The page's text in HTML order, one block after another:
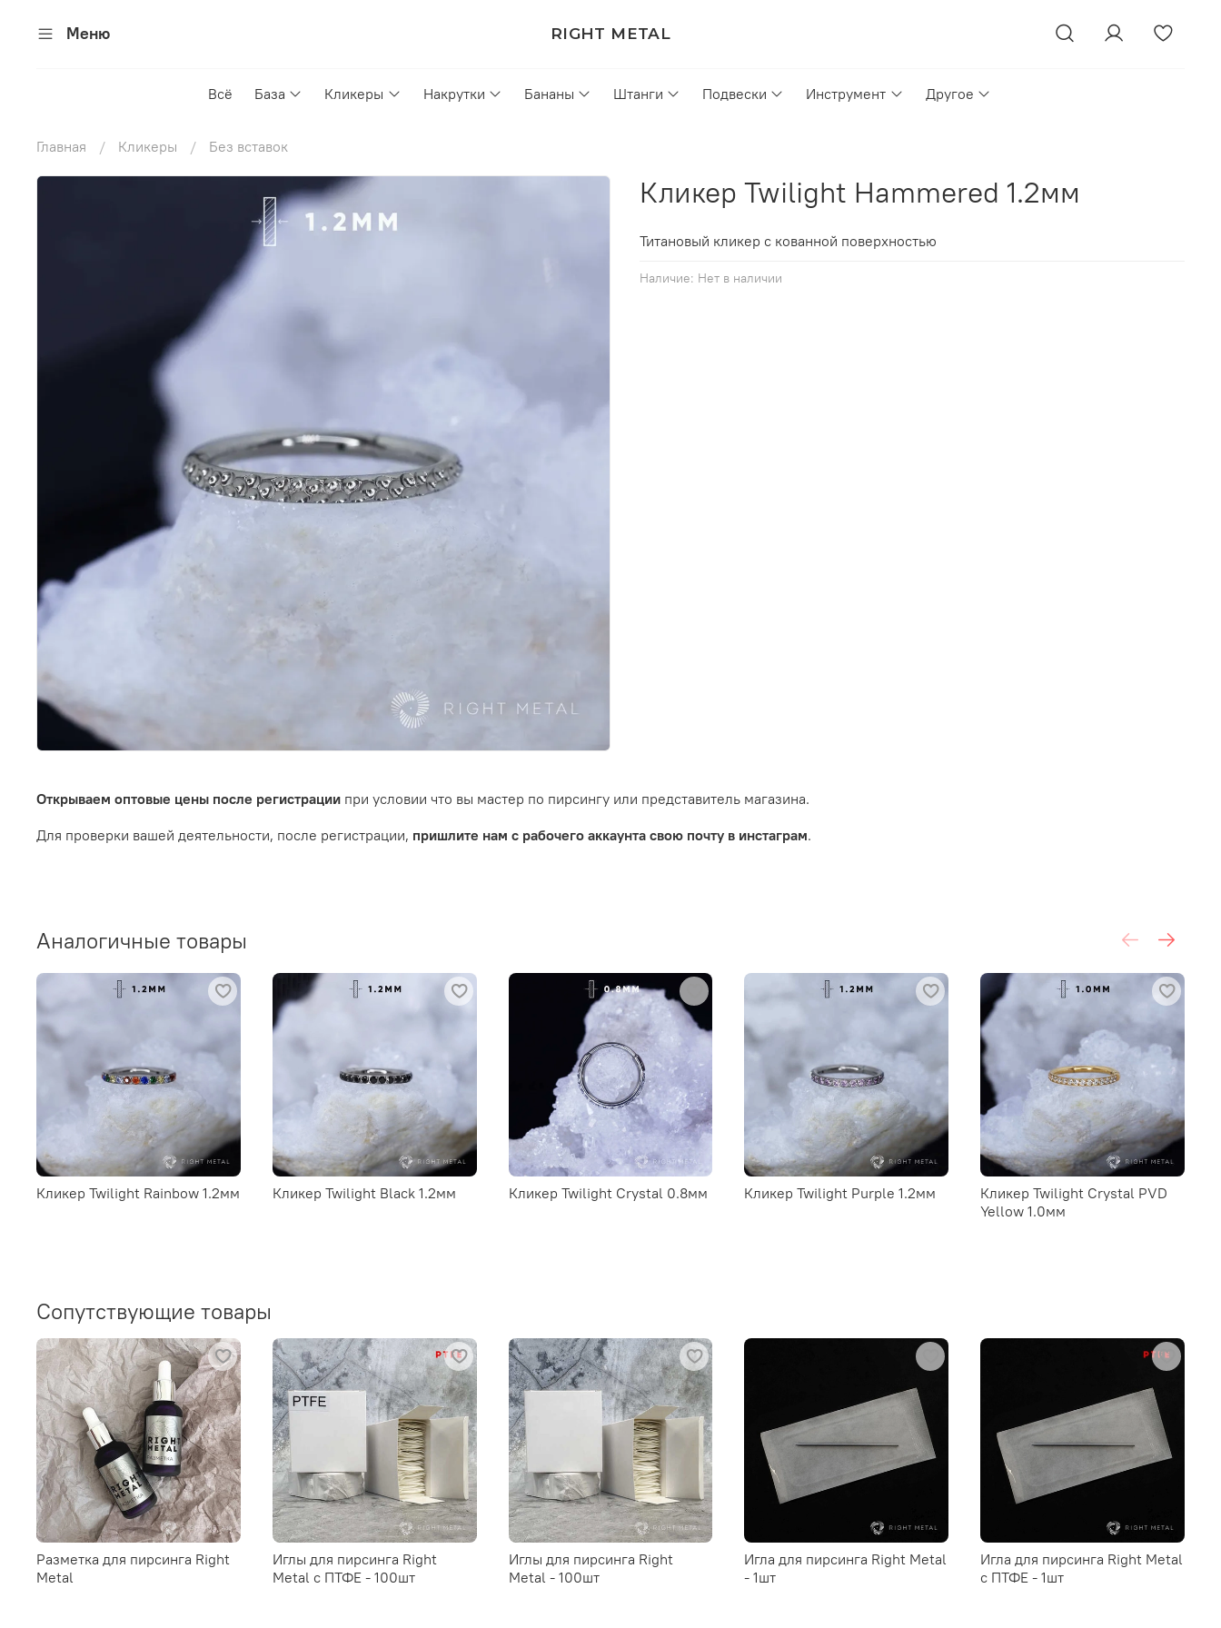
Меню RIGHT METAL
Всё База Кликеры Накрутки Бананы Штанги Подвески Инструмент Другое
Главная Кликеры Без вставок
Наличие: Нет в наличии
Кликер Twilight Hammered 1.2мм
Титановый кликер с кованной поверхностью
Открываем оптовые цены после регистрации при условии что вы мастер по пирсингу или представитель магазина.
Для проверки вашей деятельности, после регистрации, пришлите нам с рабочего аккаунта свою почту в инстаграм.
Аналогичные товары
Кликер Twilight Rainbow 1.2мм Кликер Twilight Black 1.2мм Кликер Twilight Crystal 0.8мм Кликер Twilight Purple 1.2мм
Кликер Twilight Crystal PVD
Yellow 1.0мм
Сопутствующие товары
Разметка для пирсинга Right
Metal
Иглы для пирсинга Right
Metal c ПТФЕ - 100шт
Иглы для пирсинга Right
Metal - 100шт
Игла для пирсинга Right Metal
- 1шт
Игла для пирсинга Right Metal
c ПТФЕ - 1шт